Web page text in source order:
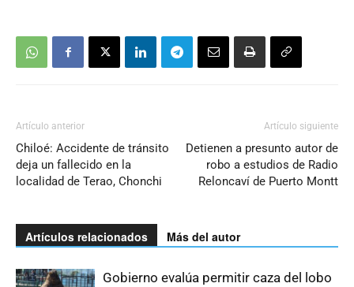
Artículo anterior
Chiloé: Accidente de tránsito
deja un fallecido en la
localidad de Terao, Chonchi
Artículo siguiente
Detienen a presunto autor de
robo a estudios de Radio
Reloncaví de Puerto Montt
Artículos relacionados Más del autor
Gobierno evalúa permitir caza del lobo